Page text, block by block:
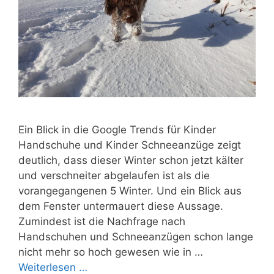
Ein Blick in die Google Trends für Kinder
Handschuhe und Kinder Schneeanzüge zeigt
deutlich, dass dieser Winter schon jetzt kälter
und verschneiter abgelaufen ist als die
vorangegangenen 5 Winter. Und ein Blick aus
dem Fenster untermauert diese Aussage.
Zumindest ist die Nachfrage nach
Handschuhen und Schneeanzügen schon lange
nicht mehr so hoch gewesen wie in …
Weiterlesen …